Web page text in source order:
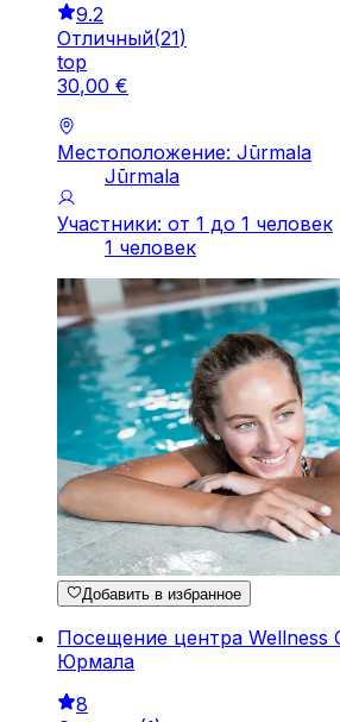
9.2
Отличный(21)
top
30,00 €
Местоположение: Jūrmala
Jūrmala
Участники: от 1 до 1 человек
1 человек
Добавить в избранное
Посещение центра Wellness
Юрмала
8